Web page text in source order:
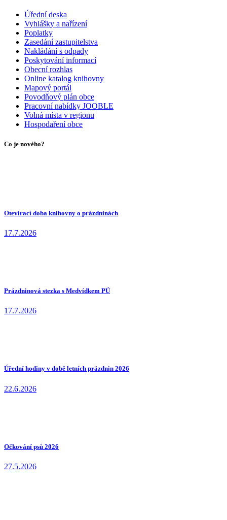
Úřední deska
Vyhlášky a nařízení
Poplatky
Zasedání zastupitelstva
Nakládání s odpady
Poskytování informací
Obecní rozhlas
Online katalog knihovny
Mapový portál
Povodňový plán obce
Pracovní nabídky JOOBLE
Volná místa v regionu
Hospodaření obce
Co je nového?
Otevírací doba knihovny o prázdninách
17.7.2026
Prázdninová stezka s Medvídkem PÚ
17.7.2026
Úřední hodiny v době letních prázdnin 2026
22.6.2026
Očkování psů 2026
27.5.2026